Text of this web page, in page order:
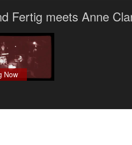
Fertig meets Anne
Now